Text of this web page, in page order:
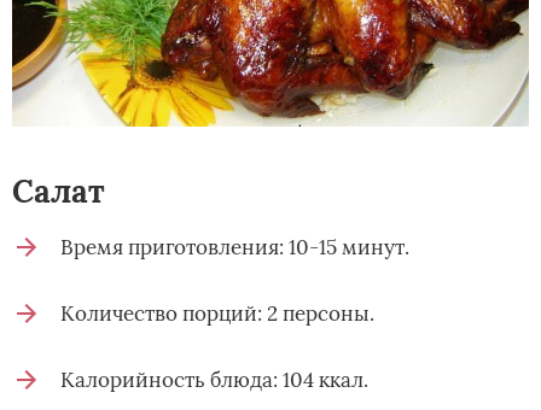
Салат­
Время приготовления: 10-15 минут.
Количество порций: 2 персоны.
Калорийность блюда: 104 ккал.